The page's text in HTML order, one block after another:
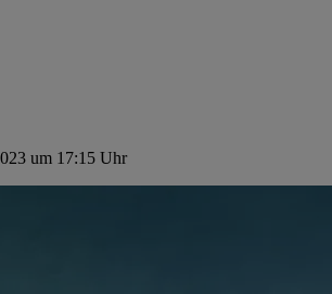
um 17:15 Uhr